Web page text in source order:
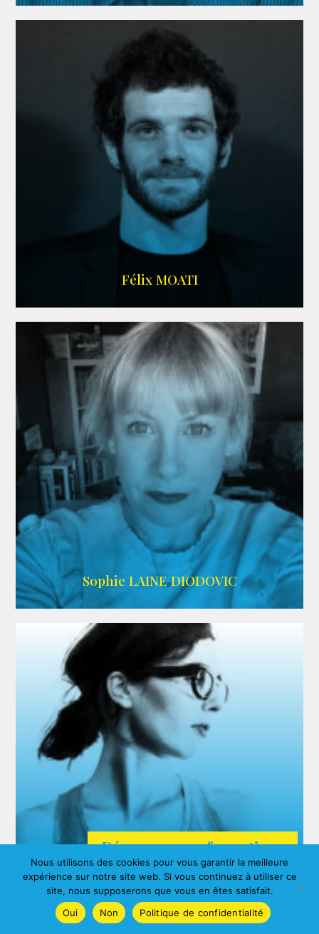
Félix MOATI
WIKIPEDIA
Sophie LAINE DIODOVIC
ARDA
Agnes ALBERNY
Découvrez nos formations
Nous utilisons des cookies pour vous garantir la meilleure
expérience sur notre site web. Si vous continuez à utiliser ce
site, nous supposerons que vous en êtes satisfait.
Oui
Non Politique de confidentialité